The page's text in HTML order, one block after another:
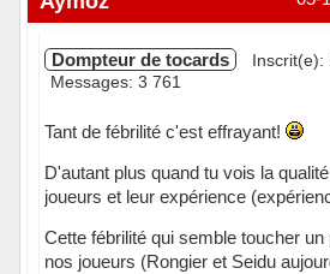
Dompteur de tocards
Inscrit(e):
Messages: 3 761
Tant de fébrilité c'est effrayant!
D'autant plus quand tu vois la
joueurs et leur expérience
Cette fébrilité qui semble toucher
nos joueurs (Rongier et Seidu